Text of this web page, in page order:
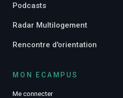
Podcasts
Radar Multilogement
Rencontre d'orientation
MON ECAMPUS
Me connecter